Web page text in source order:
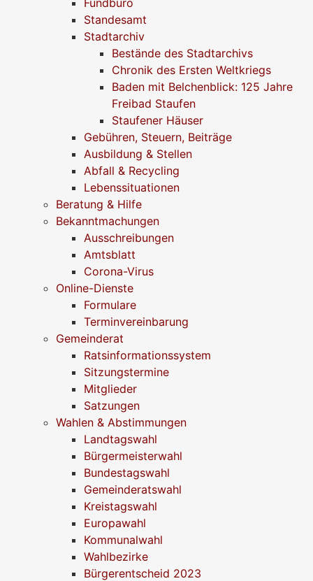
Standesamt
Stadtarchiv
Bestände des Stadtarchivs
Chronik des Ersten Weltkriegs
Baden mit Belchenblick: 125 Jahre
Freibad Staufen
Staufener Häuser
Gebühren, Steuern, Beiträge
Ausbildung & Stellen
Abfall & Recycling
Lebenssituationen
Beratung & Hilfe
Bekanntmachungen
Ausschreibungen
Amtsblatt
Corona-Virus
Online-Dienste
Formulare
Terminvereinbarung
Gemeinderat
Ratsinformationssystem
Sitzungstermine
Mitglieder
Satzungen
Wahlen & Abstimmungen
Landtagswahl
Bürgermeisterwahl
Bundestagswahl
Gemeinderatswahl
Kreistagswahl
Europawahl
Kommunalwahl
Wahlbezirke
Bürgerentscheid 2023